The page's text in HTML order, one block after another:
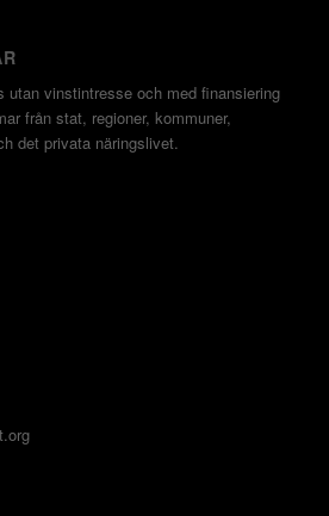
vinst­intresse och med finansiering
från stat, regioner, kommuner,
det privata näringslivet.